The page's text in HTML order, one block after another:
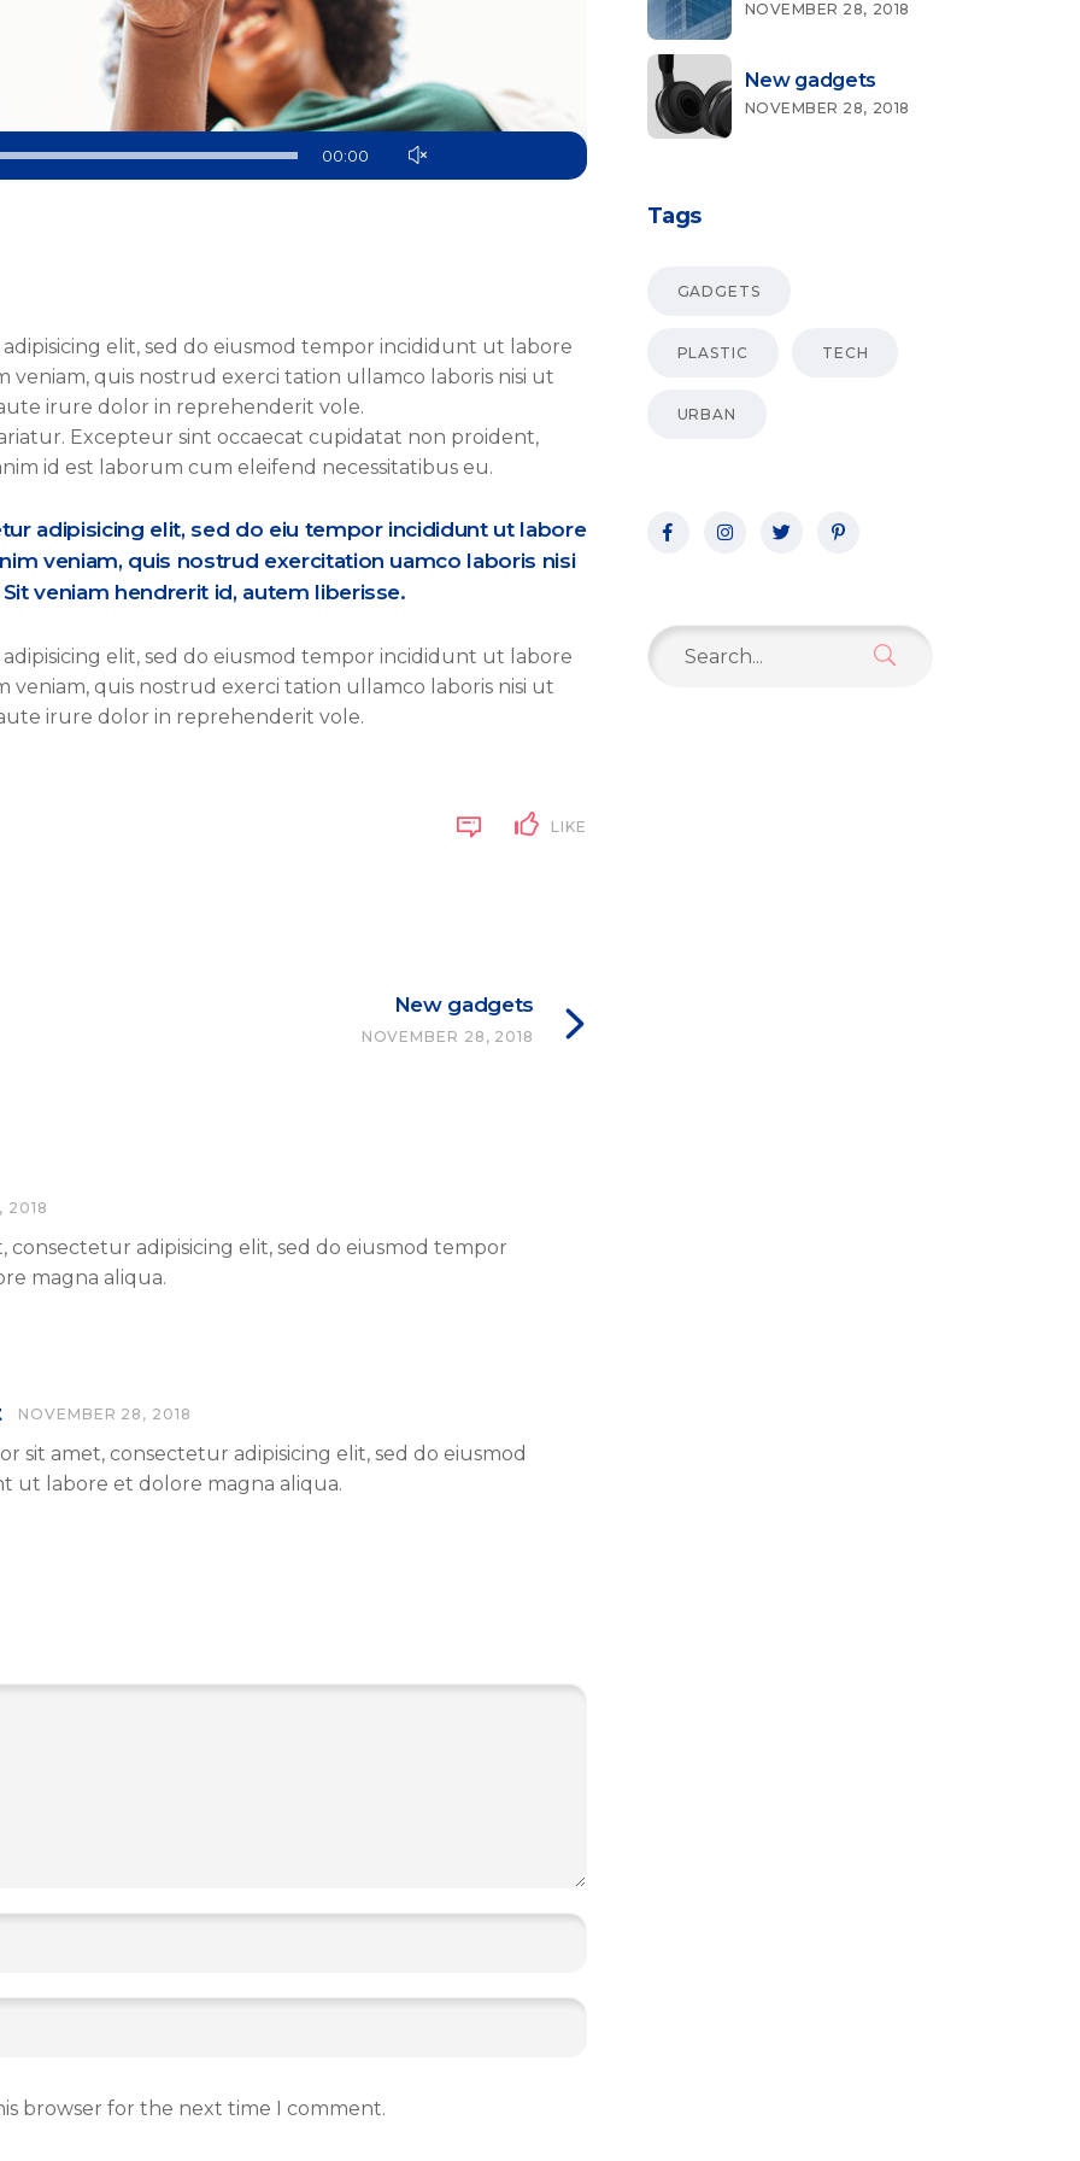
00:00
Up/Down
decrease
volume.
elit, sed do eiusmod tempor incididunt ut labore
veniam, quis nostrud exerci tation ullamco laboris nisi ut
irure dolor in reprehenderit vole.
Excepteur sint occaecat cupidatat non proident,
id est laborum cum eleifend necessitatibus eu.
adipisicing elit, sed do eiu tempor incididunt ut labore
veniam, quis nostrud exercitation uamco laboris nisi
veniam hendrerit id, autem liberisse.
elit, sed do eiusmod tempor incididunt ut labore
veniam, quis nostrud exerci tation ullamco laboris nisi ut
irure dolor in reprehenderit vole.
LIKE
New gadgets
NOVEMBER 28, 2018
2018
consectetur adipisicing elit, sed do eiusmod tempor
magna aliqua.
NOVEMBER 28, 2018
sit amet, consectetur adipisicing elit, sed do eiusmod
ut labore et dolore magna aliqua.
browser for the next time I comment.
NOVEMBER 28, 2018
New gadgets
NOVEMBER 28, 2018
Tags
GADGETS
PLASTIC TECH
URBAN
Search
for: